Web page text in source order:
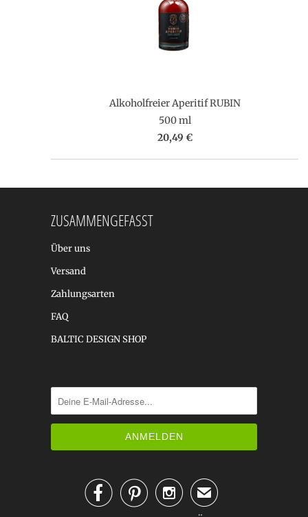
Alkoholfreier Aperitif RUBIN
500 ml
20,49 €
ZUSAMMENGEFASST
Über uns
Versand
Zahlungsarten
FAQ
BALTIC DESIGN SHOP
✉